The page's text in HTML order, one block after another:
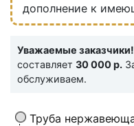
дополнение к
Уважаемые заказчики!
составляет 30 000 р.
обслуживаем.
Труба